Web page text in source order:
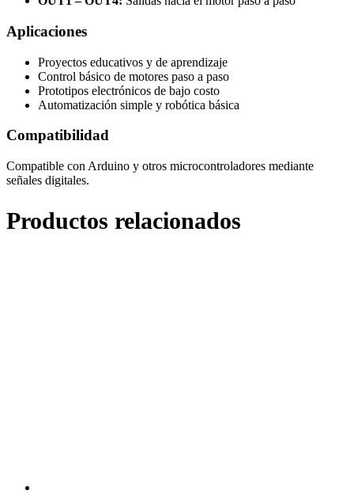
Aplicaciones
Proyectos educativos y de aprendizaje
Control básico de motores paso a paso
Prototipos electrónicos de bajo costo
Automatización simple y robótica básica
Compatibilidad
Compatible con Arduino y otros microcontroladores mediante
señales digitales.
Productos relacionados